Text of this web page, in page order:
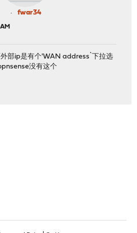
fwar34
外部ip是有个'WAN address`下拉选
没有这个